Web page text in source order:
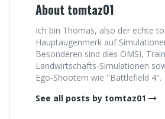
About tomtaz01
Ich bin Thomas, also der echte
Hauptaugenmerk auf
Besonderen sind dies OMSI,
Landwirtschafts-Simulationen
Ego-Shootern wie "Battlefield 4".
See all posts by tomtaz01